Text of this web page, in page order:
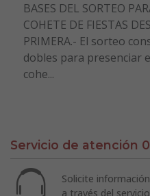
BASES DEL SORTEO
COHETE DE FIESTAS
PRIMERA.- El sorteo
dobles para presenciar
cohe...
Servicio de atención
Solicite
a través del